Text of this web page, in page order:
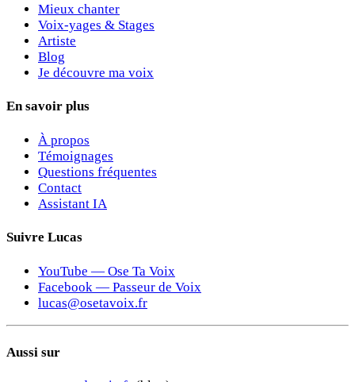
Mieux chanter
Voix-yages & Stages
Artiste
Blog
Je découvre ma voix
En savoir plus
À propos
Témoignages
Questions fréquentes
Contact
Assistant IA
Suivre Lucas
YouTube — Ose Ta Voix
Facebook — Passeur de Voix
lucas@osetavoix.fr
Aussi sur